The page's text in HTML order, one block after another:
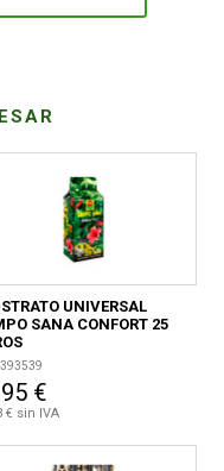
UNIVERSAL
SANA CONFORT 25
€
€ sin IVA